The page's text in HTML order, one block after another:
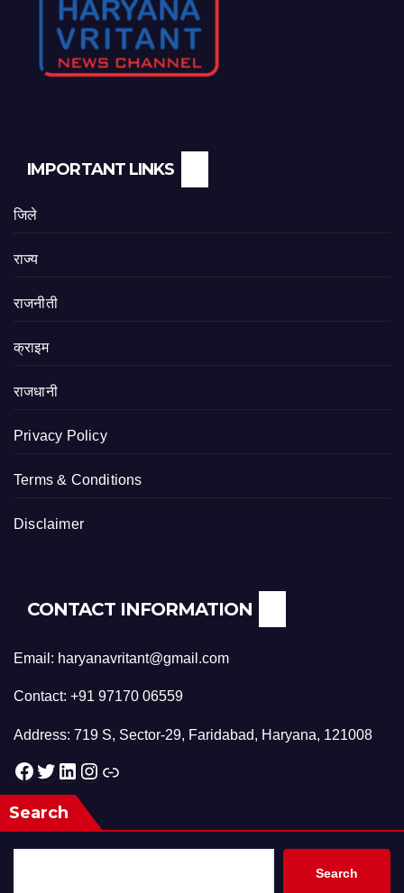
IMPORTANT LINKS
जिले
राज्य
राजनीती
क्राइम
राजधानी
Privacy Policy
Terms & Conditions
Disclaimer
CONTACT INFORMATION
Email: haryanavritant@gmail.com
Contact: +91 97170 06559
Address: 719 S, Sector-29, Faridabad, Haryana, 121008
Facebook Twitter LinkedIn Instagram Link
Search
Search